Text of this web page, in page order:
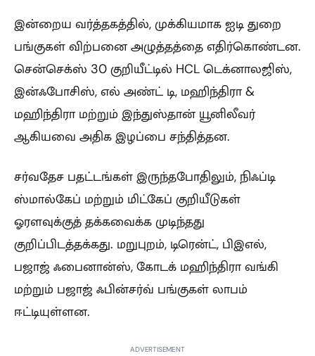
இன்றைய வர்த்தகத்தில், முக்கியமாக ஐடி துறை
பங்குகள் விற்பனை அழுத்தத்தை எதிர்கொண்டன.
சென்செக்ஸ் 30 குறியீட்டில் HCL டெக்னாலஜிஸ்,
இன்ஃபோசிஸ், எல் அண்ட் டி, மஹிந்திரா &
மஹிந்திரா மற்றும் இந்துஸ்தான் யூனிலீவர்
ஆகியவை அதிக இழப்பை சந்தித்தன.
சர்வதேச பதட்டங்கள் இருந்தபோதிலும், நிஃப்டி
ஸ்மால்கேப் மற்றும் மிட்கேப் குறியீடுகள்
ஓரளவுக்குத் தக்கவைக்க முடிந்தது
குறிப்பிடத்தக்கது. மறுபுறம், டிரென்ட், பிஇஎல்,
பஜாஜ் ஃபைனான்ஸ், கோடக் மஹிந்திரா வங்கி
மற்றும் பஜாஜ் ஃபின்சர்வ் பங்குகள் லாபம்
ஈட்டியுள்ளன.
ADVERTISEMENT